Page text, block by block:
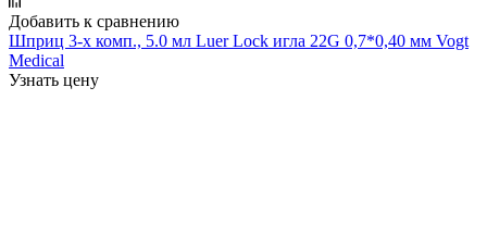
Добавить к сравнению
Шприц 3-х комп., 5.0 мл Luer Lock игла 22G 0,7*0,40 мм Vogt
Medical
Узнать цену